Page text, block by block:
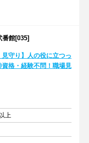
番館[035]
見守り】人の役に立つっ
格・経験不問！職場見
上